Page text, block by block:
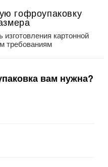
гофроупаковку
картонной
требованиям
вам нужна?